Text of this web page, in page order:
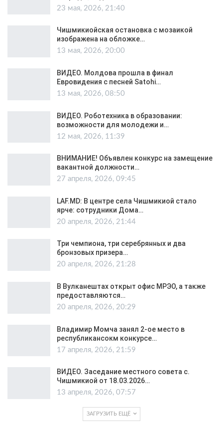
23 мая, 2026, 21:40
Чишмикиойская остановка с мозаикой
изображена на обложке…
13 мая, 2026, 20:00
ВИДЕО. Молдова прошла в финал
Евровидения с песней Satohi…
13 мая, 2026, 08:50
ВИДЕО. Роботехника в образовании:
возможности для молодежи и…
12 мая, 2026, 11:39
ВНИМАНИЕ! Объявлен конкурс на замещение
вакантной должности…
27 апреля, 2026, 09:45
LAF.MD: В центре села Чишмикиой стало
ярче: сотрудники Дома…
20 апреля, 2026, 21:44
Три чемпиона, три серебрянных и два
бронзовых призера…
20 апреля, 2026, 21:28
В Вулканештах открыт офис МРЭО, а также
предоставляются…
20 апреля, 2026, 20:29
Владимир Момча занял 2-ое место в
республикансокм конкурсе…
17 апреля, 2026, 21:59
ВИДЕО. Заседание местного совета с.
Чишмикиой от 18.03.2026…
13 апреля, 2026, 07:57
ЗАГРУЗИТЬ ЕЩЁ